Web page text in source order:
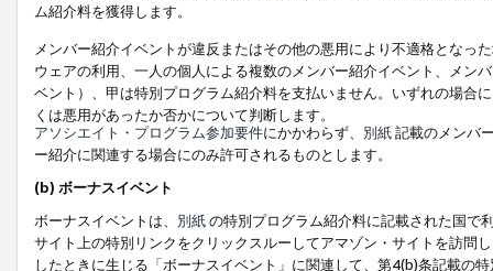
ム紹介料を獲得します。
メンバー紹介イベントが違反またはその他の悪用により不適格となっ
ウェアの利用、一人の個人による複数のメンバー紹介イベント、メン
ベント）、甲は特別プログラム紹介料を支払いません。いずれの場合
くは悪用があったか否かについて判断します。
アソシエイト・プログラム参加要件にかかわらず、 別紙記載のメンバ
ー紹介に関連する場合にのみ許可されるものとします。
(b) ボーナスイベント
ボーナスイベントは、 別紙の特別プログラム紹介料に記載された国で
サイト上の特別リンクをクリックスルーしてアマゾン・サイトを訪問
したときに生じる「ボーナスイベント」に関連して、第4(b)条記載の